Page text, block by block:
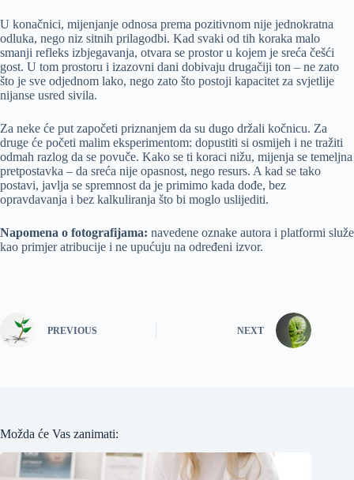
U konačnici, mijenjanje odnosa prema pozitivnom nije jednokratna
odluka, nego niz sitnih prilagodbi. Kad svaki od tih koraka malo
smanji refleks izbjegavanja, otvara se prostor u kojem je sreća češći
gost. U tom prostoru i izazovni dani dobivaju drugačiji ton – ne zato
što je sve odjednom lako, nego zato što postoji kapacitet za svjetlije
nijanse usred sivila.
Za neke će put započeti priznanjem da su dugo držali kočnicu. Za
druge će početi malim eksperimentom: dopustiti si osmijeh i ne tražiti
odmah razlog da se povuče. Kako se ti koraci nižu, mijenja se temeljna
pretpostavka – da sreća nije opasnost, nego resurs. A kad se tako
postavi, javlja se spremnost da je primimo kada dođe, bez
opravdavanja i bez kalkuliranja što bi moglo uslijediti.
Napomena o fotografijama: navedene oznake autora i platformi služe
kao primjer atribucije i ne upućuju na određeni izvor.
PREVIOUS NEXT
Možda će Vas zanimati: